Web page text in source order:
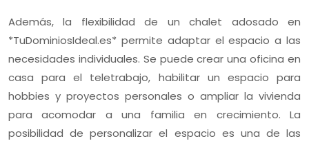
Además, la flexibilidad de un chalet adosado en
*TuDominiosIdeal.es* permite adaptar el espacio a las
necesidades individuales. Se puede crear una oficina en
casa para el teletrabajo, habilitar un espacio para
hobbies y proyectos personales o ampliar la vivienda
para acomodar a una familia en crecimiento. La
posibilidad de personalizar el espacio es una de las